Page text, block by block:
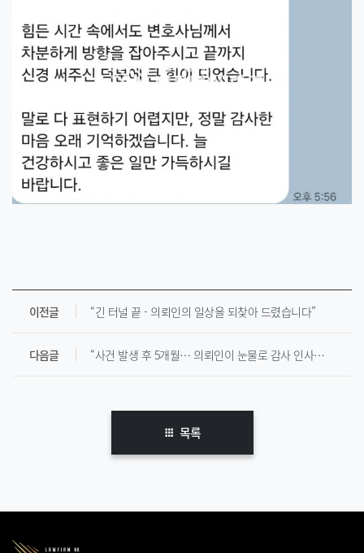
이전글 “긴 터널 끝 - 의뢰인의 일상을 되찾아 드렸습니다”
다음글 “사건 발생 후 5개월… 의뢰인이 눈물로 감사 인사를 전한 이유”
목록